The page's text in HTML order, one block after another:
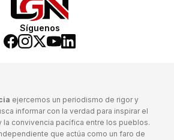
Síguenos
ejercemos un periodismo de rigor y
informar con la verdad para inspirar el
la convivencia pacífica entre los pueblos.
que actúa como un faro de